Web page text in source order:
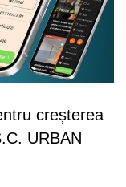
creșterea
URBAN